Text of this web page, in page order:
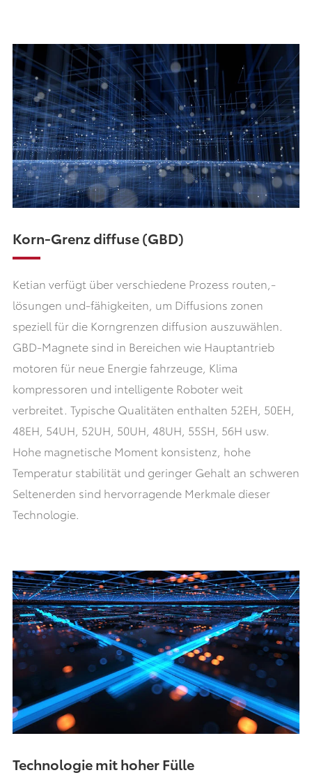
Korn-Grenz diffuse (GBD)
Ketian verfügt über verschiedene Prozess routen,-
lösungen und-fähigkeiten, um Diffusions zonen
speziell für die Korngrenzen diffusion auszuwählen.
GBD-Magnete sind in Bereichen wie Hauptantrieb
motoren für neue Energie fahrzeuge, Klima
kompressoren und intelligente Roboter weit
verbreitet. Typische Qualitäten enthalten 52EH, 50EH,
48EH, 54UH, 52UH, 50UH, 48UH, 55SH, 56H usw.
Hohe magnetische Moment konsistenz, hohe
Temperatur stabilität und geringer Gehalt an schweren
Seltenerden sind hervorragende Merkmale dieser
Technologie.
Technologie mit hoher Fülle